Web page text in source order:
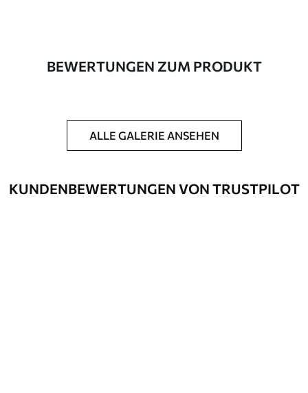
bis zu 50 cm Breite geliefert.
Optionen
und/oder Tapetenkleber.
BEWERTUNGEN ZUM PRODUKT
ALLE GALERIE ANSEHEN
KUNDENBEWERTUNGEN VON TRUSTPILOT